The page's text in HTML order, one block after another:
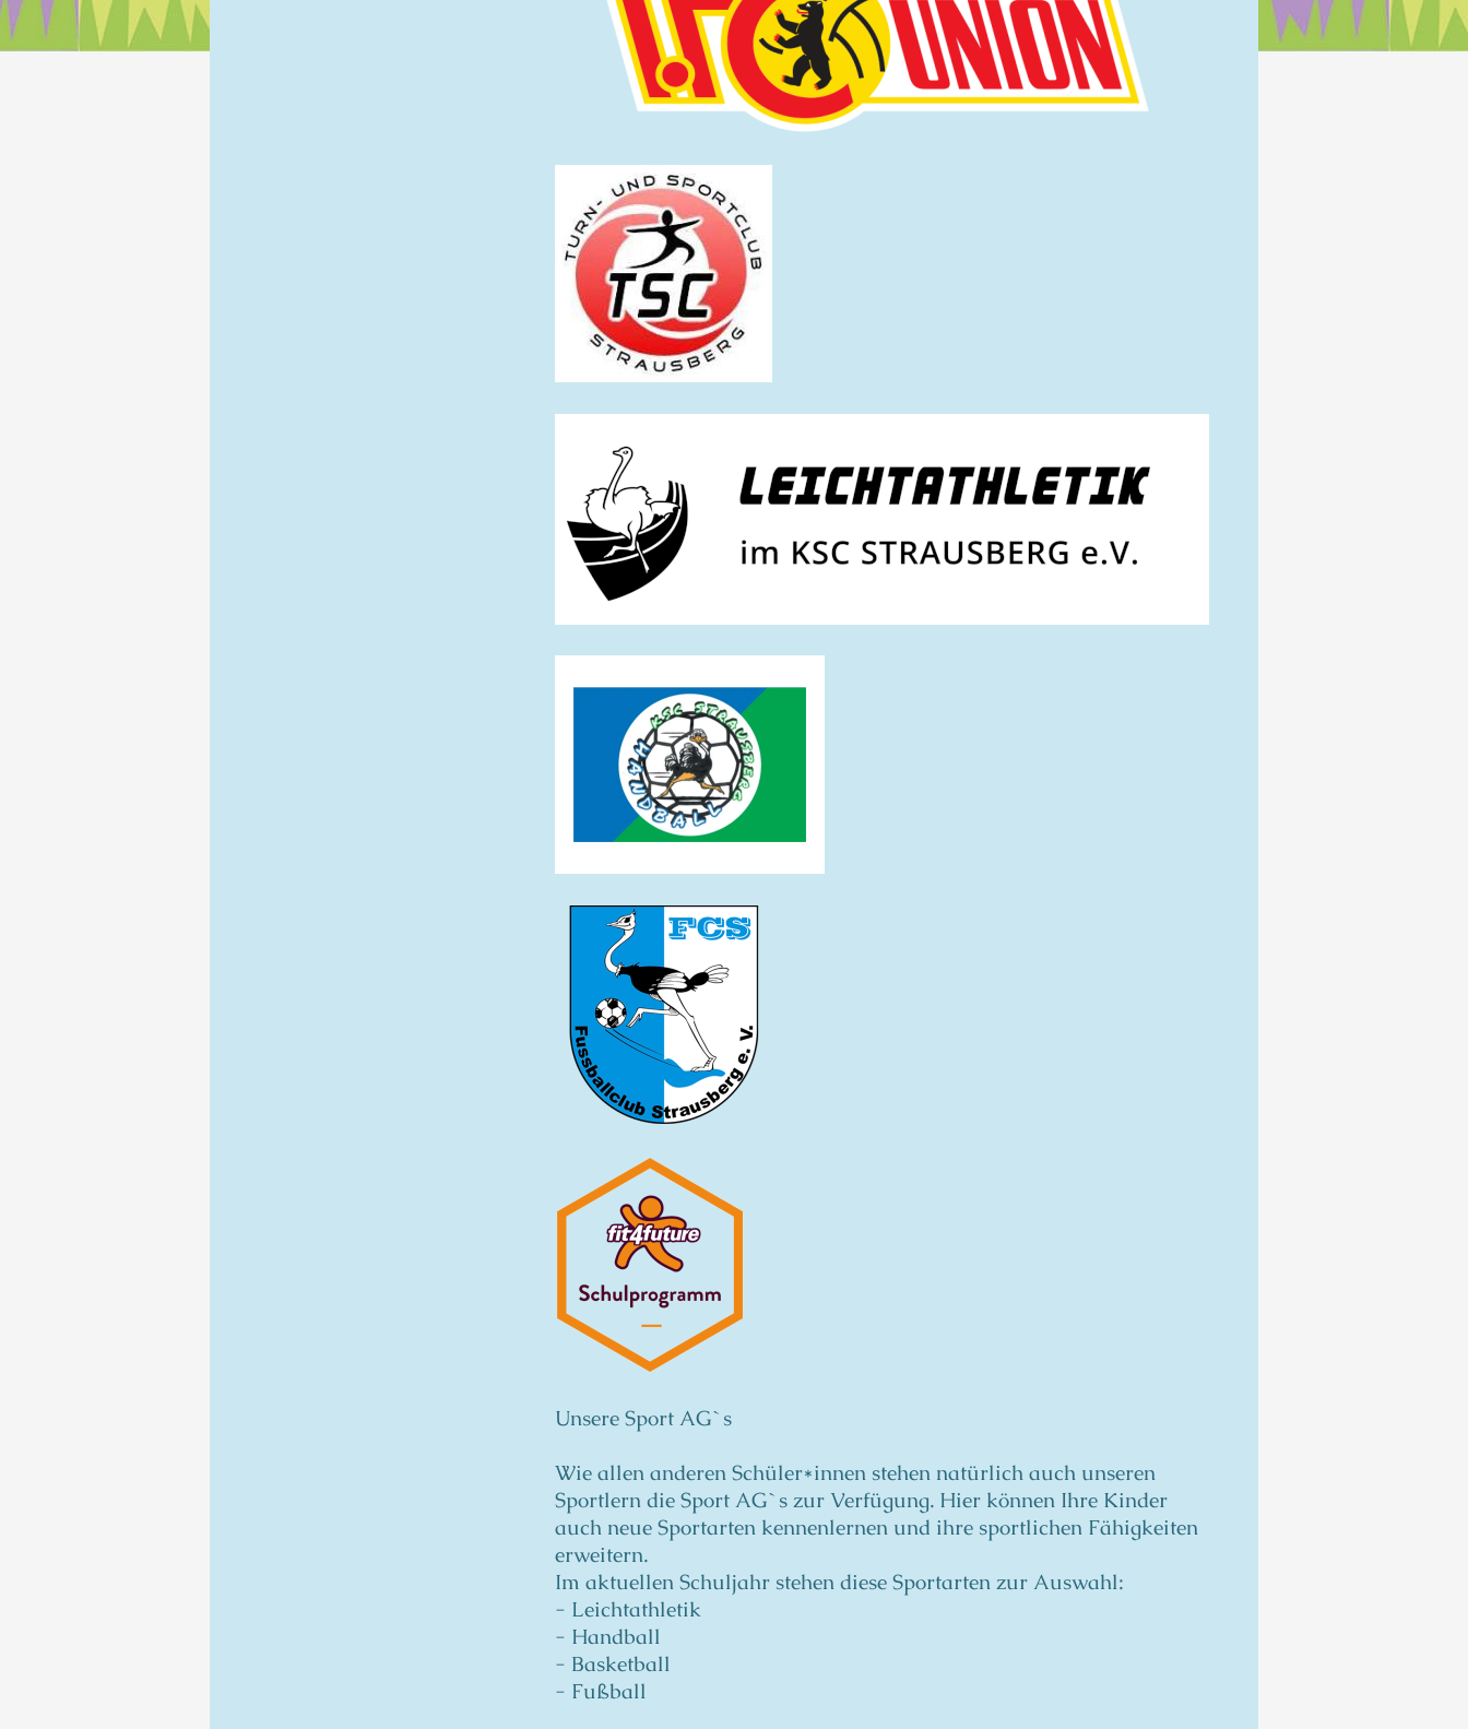
Unsere Sport AG`s
Wie allen anderen Schüler*innen stehen natürlich auch unseren
Sportlern die Sport AG`s zur Verfügung. Hier können Ihre Kinder
auch neue Sportarten kennenlernen und ihre sportlichen Fähigkeiten
erweitern.
Im aktuellen Schuljahr stehen diese Sportarten zur Auswahl:
- Leichtathletik
- Handball
- Basketball
- Fußball